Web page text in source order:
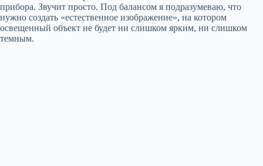
прибора. Звучит просто. Под балансом я подразумеваю, что
нужно создать «естественное изображение», на котором
освещенный объект не будет ни слишком ярким, ни слишком
темным.